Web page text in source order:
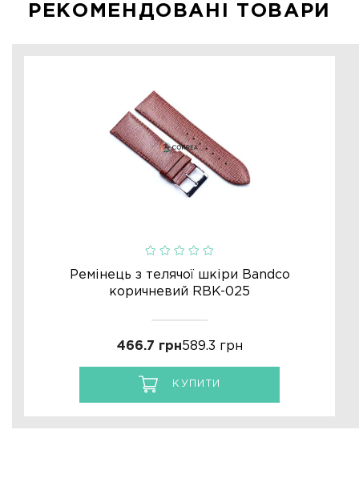
РЕКОМЕНДОВАНІ ТОВАРИ
Ремінець з телячої шкіри Bandco
коричневий RBK-025
466.7 грн589.3 грн
КУПИТИ